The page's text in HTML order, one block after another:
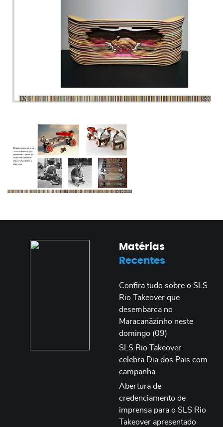
Matérias
Recentes
Confira tudo sobre o SLS
Rio Takeover que
desembarca no
Maracanãzinho neste
domingo (09)
SLS Rio Takeover
celebra Dia dos Pais com
campanha
Abertura de
credenciamento de
imprensa para o SLS Rio
Takeover apresentado